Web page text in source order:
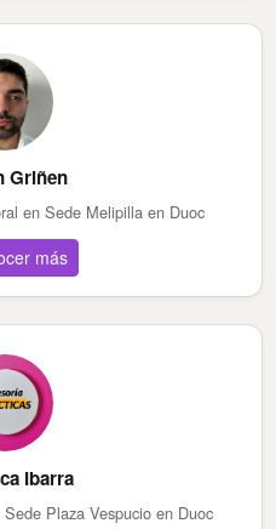
Griñen
en Sede Melipilla en Duoc
más
Ibarra
Plaza Vespucio en Duoc